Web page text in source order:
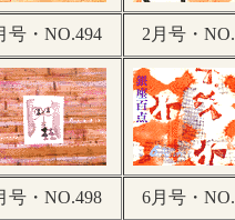
号・NO.494 2月号・
号・NO.498 6月号・